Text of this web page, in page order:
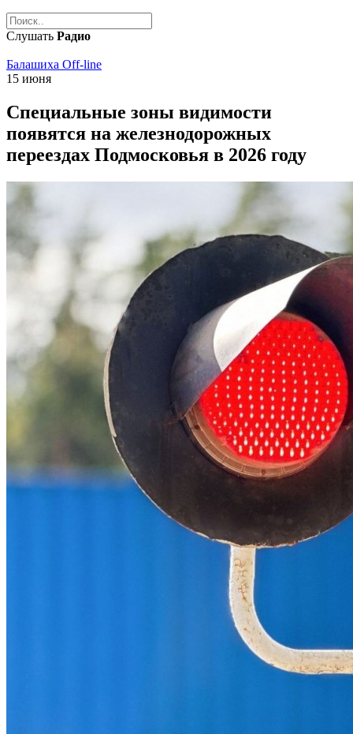
Слушать Радио
Балашиха Off-line
15 июня
Специальные зоны видимости
появятся на железнодорожных
переездах Подмосковья в 2026 году